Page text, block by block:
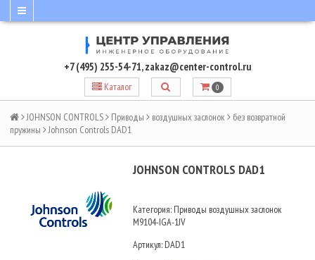
+7 (495) 255-54-71,zakaz@center-control.ru
Каталог 0
JOHNSON CONTROLS Приводы воздушных заслонок
без возвратной
пружины
Johnson Controls DAD1
JOHNSON CONTROLS DAD1
Категория: Приводы воздушных заслонок
M9104-IGA-1JV
Артикул: DAD1